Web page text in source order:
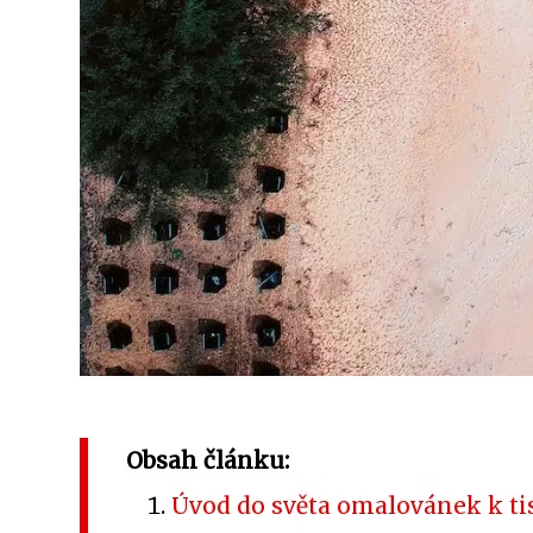
Obsah článku:
Úvod do světa omalovánek k